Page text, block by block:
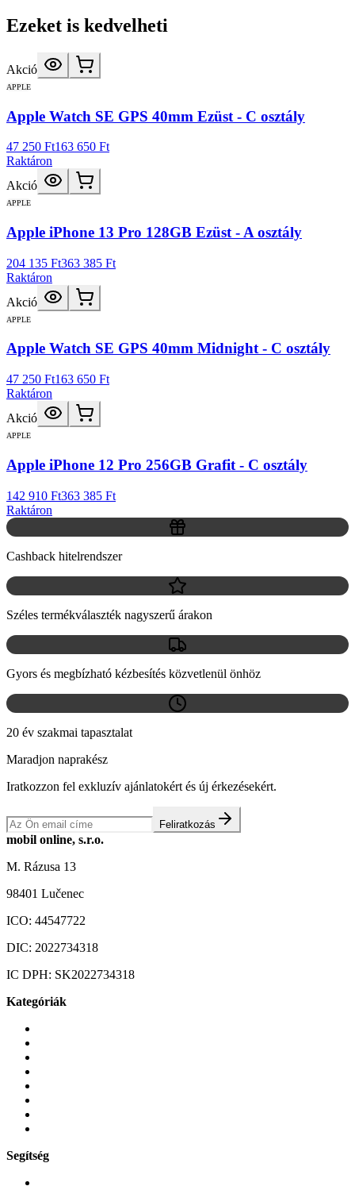
Ezeket is kedvelheti
Akció
APPLE
Apple Watch SE GPS 40mm Ezüst - C osztály
47 250 Ft163 650 Ft
Raktáron
Akció
APPLE
Apple iPhone 13 Pro 128GB Ezüst - A osztály
204 135 Ft363 385 Ft
Raktáron
Akció
APPLE
Apple Watch SE GPS 40mm Midnight - C osztály
47 250 Ft163 650 Ft
Raktáron
Akció
APPLE
Apple iPhone 12 Pro 256GB Grafit - C osztály
142 910 Ft363 385 Ft
Raktáron
Cashback hitelrendszer
Széles termékválaszték nagyszerű árakon
Gyors és megbízható kézbesítés közvetlenül önhöz
20 év szakmai tapasztalat
Maradjon naprakész
Iratkozzon fel exkluzív ajánlatokért és új érkezésekért.
Feliratkozás
mobil online, s.r.o.
M. Rázusa 13
98401 Lučenec
ICO: 44547722
DIC: 2022734318
IC DPH: SK2022734318
Kategóriák
Segítség